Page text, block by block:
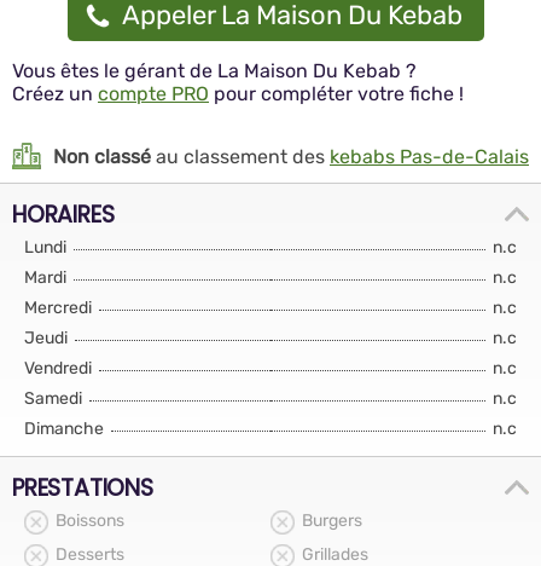
Appeler La Maison Du Kebab
Vous êtes le gérant de La Maison Du Kebab ?
Créez un compte PRO pour compléter votre fiche !
Non classé au classement des kebabs Pas-de-Calais
HORAIRES
Lundi
n.c
Mardi
n.c
Mercredi
n.c
Jeudi
n.c
Vendredi
n.c
Samedi
n.c
Dimanche
n.c
PRESTATIONS
Boissons
Burgers
Desserts
Grillades